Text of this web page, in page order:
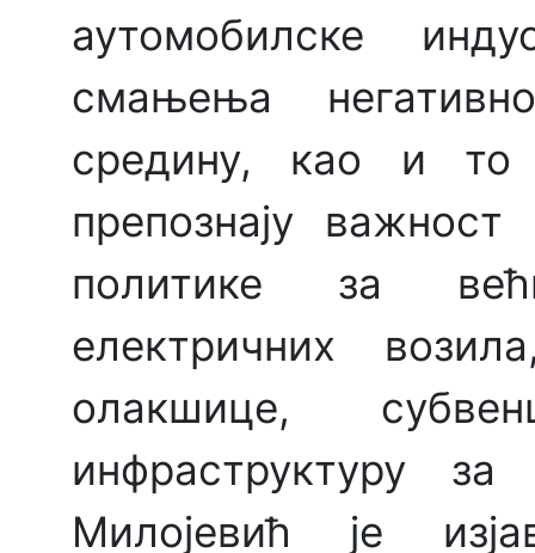
аутомобилске
смањења
средину, као и
препознају
политике за
електричних
олакшице,
инфраструктуру
Милојевић је